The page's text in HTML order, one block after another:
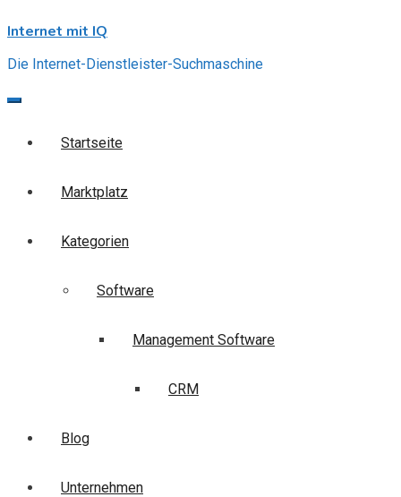
to
Internet mit IQ
Die Internet-Dienstleister-Suchmaschine
Startseite
Marktplatz
Kategorien
Software
Management Software
CRM
Blog
Unternehmen